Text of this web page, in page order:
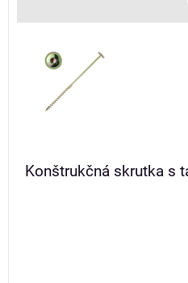
Konštrukčná skrutka s